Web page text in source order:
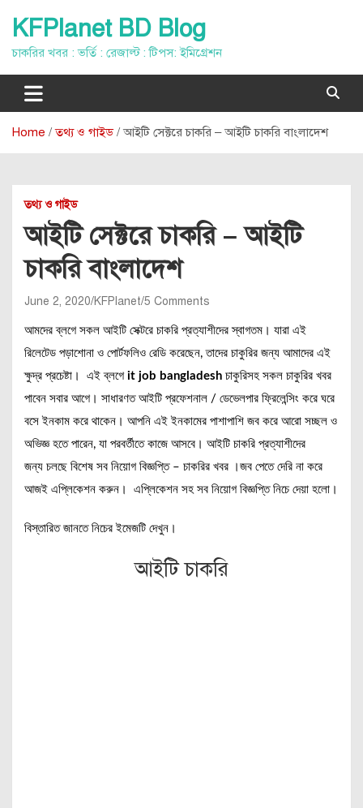
content
KFPlanet BD Blog
চাকরির খবর : ভর্তি : রেজাল্ট : টিপস: ইমিগ্রেশন
Home তথ্য ও গাইড আইটি সেক্টরে চাকরি – আইটি চাকরি বাংলাদেশ
তথ্য ও গাইড
আইটি সেক্টরে চাকরি – আইটি
চাকরি বাংলাদেশ
June 2, 2020 KFPlanet 5 Comments
আমদের ব্লগে সকল আইটি সেক্টরে চাকরি প্রত্যাশীদের স্বাগতম। যারা এই
রিলেটেড পড়াশোনা ও পোর্টফলিও রেডি করেছেন, তাদের চাকুরির জন্য আমাদের এই
ক্ষুদ্র প্রচেষ্টা। এই ব্লগে it job bangladesh চাকুরিসহ সকল চাকুরির খবর
পাবেন সবার আগে। সাধারণত আইটি প্রফেশনাল / ডেভেলপার ফ্রিলেন্সিং করে ঘরে
বসে ইনকাম করে থাকেন। আপনি এই ইনকামের পাশাপাশি জব করে আরো সচ্ছল ও
অভিজ্ঞ হতে পারেন, যা পরবর্তীতে কাজে আসবে। আইটি চাকরি প্রত্যাশীদের
জন্য চলছে বিশেষ সব নিয়োগ বিজ্ঞপ্তি – চাকরির খবর ।জব পেতে দেরি না করে
আজই এপ্লিকেশন করুন। এপ্লিকেশন সহ সব নিয়োগ বিজ্ঞপ্তি নিচে দেয়া হলো।
বিস্তারিত জানতে নিচের ইমেজটি দেখুন।
আইটি চাকরি